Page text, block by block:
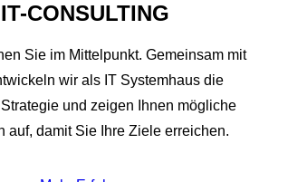
IT-CONSULTING
Sie im Mittelpunkt. Gemeinsam mit
wir als IT Systemhaus die
und zeigen Ihnen mögliche
auf, damit Sie Ihre Ziele erreichen.